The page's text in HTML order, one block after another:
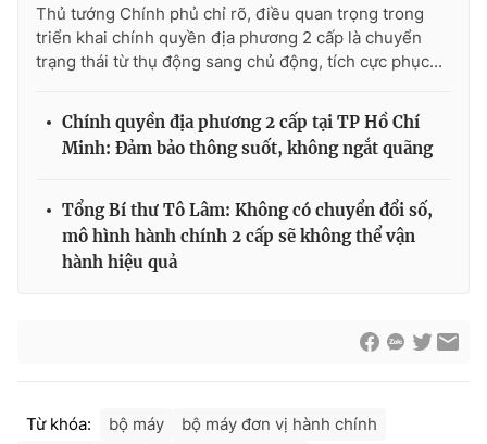
Thủ tướng Chính phủ chỉ rõ, điều quan trọng trong
triển khai chính quyền địa phương 2 cấp là chuyển
trạng thái từ thụ động sang chủ động, tích cực phục...
Chính quyền địa phương 2 cấp tại TP Hồ Chí
Minh: Đảm bảo thông suốt, không ngắt quãng
Tổng Bí thư Tô Lâm: Không có chuyển đổi số,
mô hình hành chính 2 cấp sẽ không thể vận
hành hiệu quả
Từ khóa: bộ máy
bộ máy đơn vị hành chính